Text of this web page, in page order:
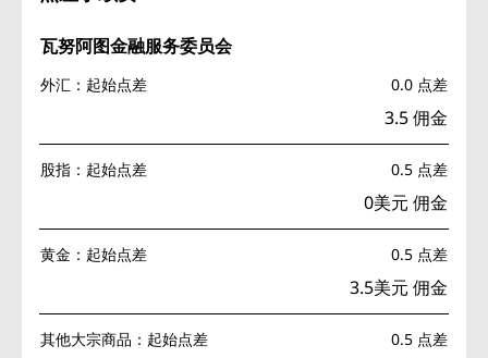
瓦努阿图金融服务委员会
外汇：起始点差 0.0 点差
3.5 佣金
股指：起始点差 0.5 点差
0美元 佣金
黄金：起始点差 0.5 点差
3.5美元 佣金
其他大宗商品：起始点差 0.5 点差